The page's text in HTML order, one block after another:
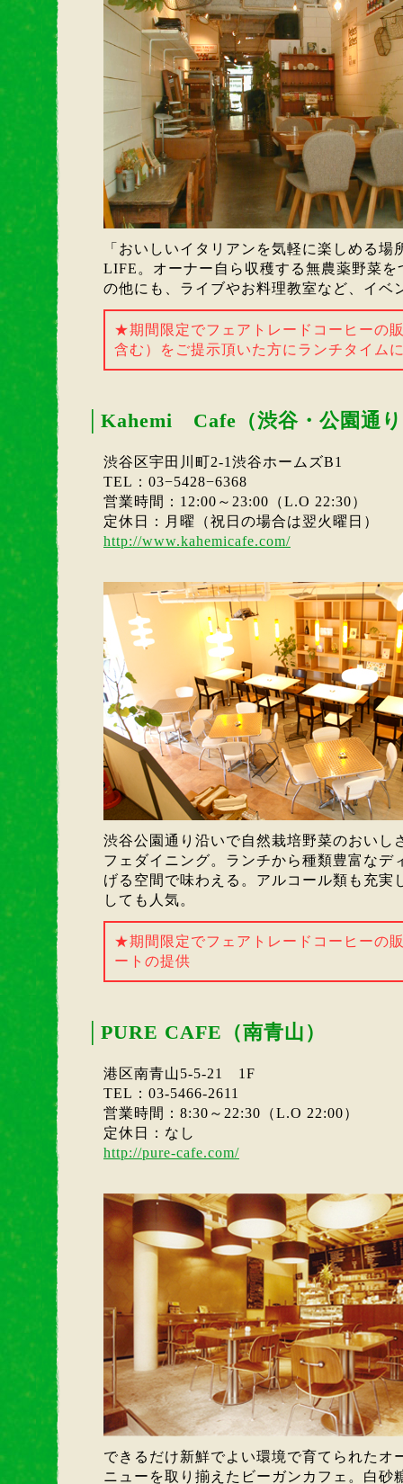
「おいしいイタリアンを気軽に楽しめる場
LIFE。オーナー自ら収穫する無農薬野菜
の他にも、ライブやお料理教室など、イベ
★期間限定でフェアトレードコーヒーの
含む）をご提示頂いた方にランチタイム
Kahemi Cafe（渋谷・公園通
渋谷区宇田川町2-1渋谷ホームズB1
TEL：03−5428−6368
営業時間：12:00～23:00（L.O 22:30）
定休日：月曜（祝日の場合は翌火曜日）
http://www.kahemicafe.com/
渋谷公園通り沿いで自然栽培野菜のおいし
フェダイニング。ランチから種類豊富なデ
げる空間で味わえる。アルコール類も充実
しても人気。
★期間限定でフェアトレードコーヒーの
ートの提供
PURE CAFE（南青山）
港区南青山5-5-21 1F
TEL：03-5466-2611
営業時間：8:30～22:30（L.O 22:00）
定休日：なし
http://pure-cafe.com/
できるだけ新鮮でよい環境で育てられたオ
ニューを取り揃えたビーガンカフェ。白砂